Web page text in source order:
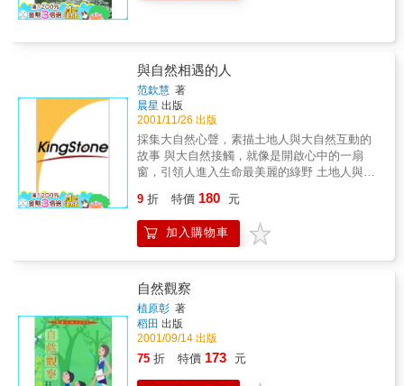
與自然相遇的人
范欽慧 著
晨星 出版
2001/11/26 出版
採集大自然心聲，素描土地人與大自然互動的
故事 與大自然接觸，就像是開啟心中的一扇
窗，引領人進入生命最美麗的綠野 土地人與大
錄下來&hellip;&hellip; 在過去一年的時間中，
作者採訪了超過兩百位的動植物學家、生態學
家、教育文化工作者，並走遍山林，蒐集了各
人」，介紹了作者所接觸的自然人、事、物。
「大地足跡」，寫出了人與自然的互動中所得
到一些啟示與動人小故事。 「俯仰綠野的人」
介紹了沈振中、珍古德、廖東坤&hellip;&hellip;
等十二位在綠野山林與大自然生態親密接觸的
人，藉由他們故事，領悟一種生命最美麗的綠
野！
9 折 特價 180 元
加入購物車
自然觀察
植原彰 著
稻田 出版
2001/09/14 出版
75 折 特價 173 元